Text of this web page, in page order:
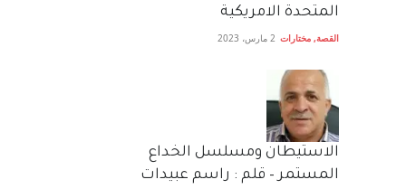
المتحدة الامريكية
القصة, مختارات 2 مارس، 2023
الاستيطان ومسلسل الخداع
المستمر – قلم : راسم عبيدات